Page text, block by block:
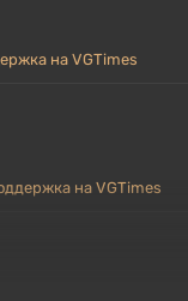
на VGTimes
на VGTimes